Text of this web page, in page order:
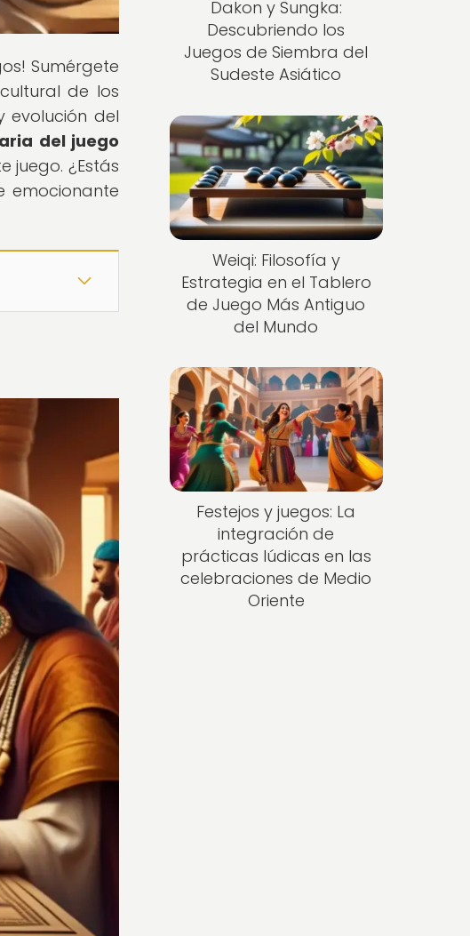
Sumérgete
de los
evolución del
del juego
juego. ¿Estás
emocionante
Dakon y Sungka:
Descubriendo los
Juegos de Siembra del
Sudeste Asiático
Weiqi: Filosofía y
Estrategia en el Tablero
de Juego Más Antiguo
del Mundo
Festejos y juegos: La
integración de
prácticas lúdicas en las
celebraciones de Medio
Oriente